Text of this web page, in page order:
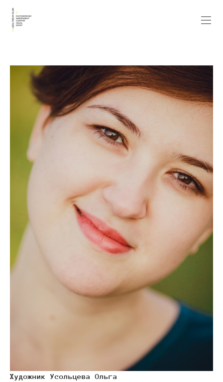
Художник Усольцева Ольга